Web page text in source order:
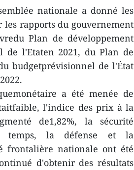
nationale a donné les
rapports du gouvernement
Plan de développement
de l'Etaten 2021, du Plan de
budgetprévisionnel de l'État
a été menée de
l'indice des prix à la
de1,82%, la sécurité
temps, la défense et la
frontalière nationale ont été
d'obtenir des résultats